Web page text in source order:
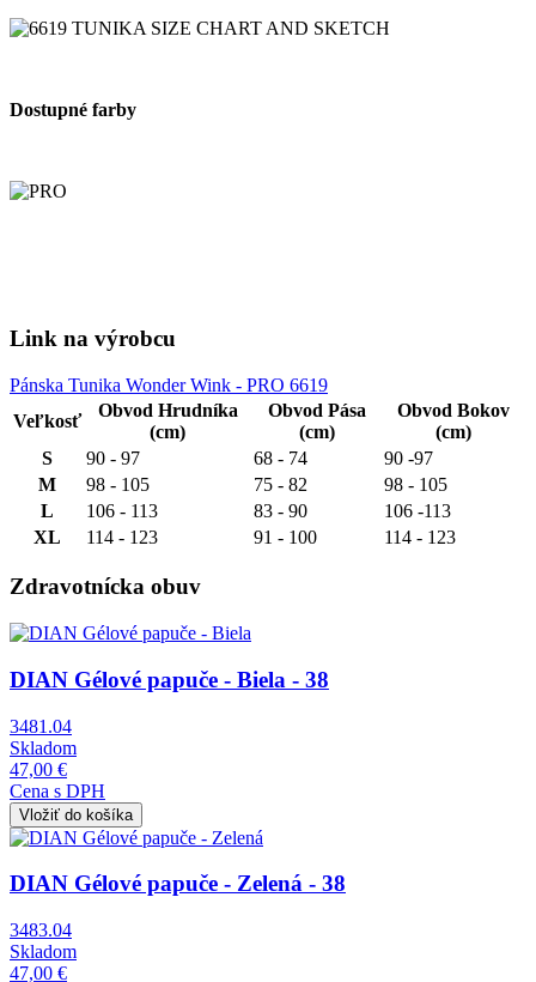
Dostupné farby
Link na výrobcu
Pánska Tunika Wonder Wink - PRO 6619
Veľkosť
Obvod Hrudníka
(cm)
Obvod Pása
(cm)
Obvod Bokov
(cm)
S
90 - 97 68 - 74
90 -97
M
98 - 105 75 - 82
98 - 105
L
106 - 113 83 - 90
106 -113
XL
114 - 123 91 - 100 114 - 123
Zdravotnícka obuv
Obrázok
DIAN Gélové papuče - Biela - 38
3481.04
Skladom
47,00 €
Cena s DPH
Obrázok
DIAN Gélové papuče - Zelená - 38
3483.04
Skladom
47,00 €